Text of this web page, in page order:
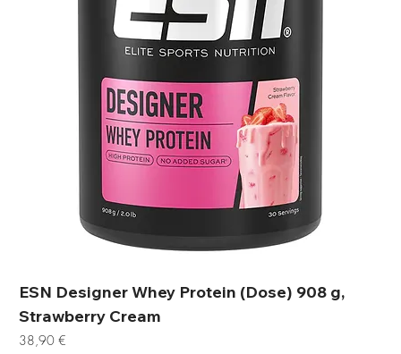
ESN Designer Whey Protein (Dose) 908 g,
Strawberry Cream
Preis
38,90 €